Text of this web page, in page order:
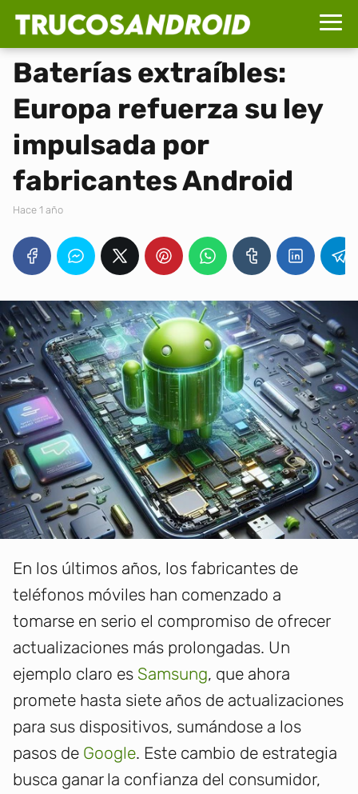
Baterías extraíbles:
Europa refuerza su ley
impulsada por
fabricantes Android
hace 1 año
En los últimos años, los fabricantes de
teléfonos móviles han comenzado a
tomarse en serio el compromiso de ofrecer
actualizaciones más prolongadas. Un
ejemplo claro es Samsung, que ahora
promete hasta siete años de actualizaciones
para sus dispositivos, sumándose a los
pasos de Google. Este cambio de estrategia
busca ganar la confianza del consumidor,